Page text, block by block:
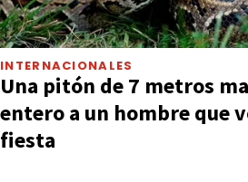
INTERNACIONALES
Una pitón de 7 metros
entero a un hombre que
fiesta